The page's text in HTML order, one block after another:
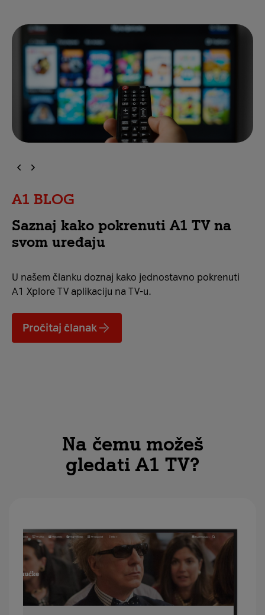
A1 BLOG
Saznaj kako pokrenuti A1 TV na
svom uređaju
U našem članku doznaj kako jednostavno pokrenuti
A1 Xplore TV aplikaciju na TV-u.
Pročitaj članak
Na čemu možeš
gledati A1 TV?